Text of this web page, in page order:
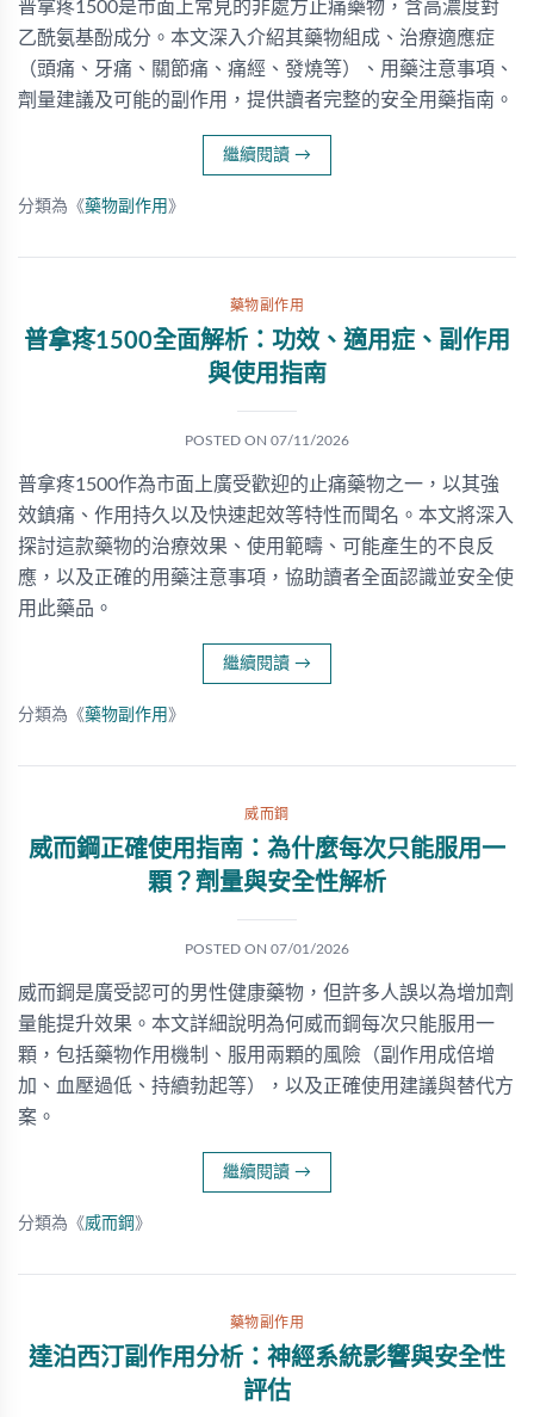
普拿疼1500是市面上常見的非處方止痛藥物，含高濃度對
乙酰氨基酚成分。本文深入介紹其藥物組成、治療適應症
（頭痛、牙痛、關節痛、痛經、發燒等）、用藥注意事項、
劑量建議及可能的副作用，提供讀者完整的安全用藥指南。
繼續閱讀 →
分類為《藥物副作用 》
藥物副作用
普拿疼1500全面解析：功效、適用症、副作用
與使用指南
POSTED ON 07/11/2026
普拿疼1500作為市面上廣受歡迎的止痛藥物之一，以其強
效鎮痛、作用持久以及快速起效等特性而聞名。本文將深入
探討這款藥物的治療效果、使用範疇、可能產生的不良反
應，以及正確的用藥注意事項，協助讀者全面認識並安全使
用此藥品。
繼續閱讀 →
分類為《藥物副作用 》
威而鋼
威而鋼正確使用指南：為什麼每次只能服用一
顆？劑量與安全性解析
POSTED ON 07/01/2026
威而鋼是廣受認可的男性健康藥物，但許多人誤以為增加劑
量能提升效果。本文詳細說明為何威而鋼每次只能服用一
顆，包括藥物作用機制、服用兩顆的風險（副作用成倍增
加、血壓過低、持續勃起等），以及正確使用建議與替代方
案。
繼續閱讀 →
分類為《威而鋼 》
藥物副作用
達泊西汀副作用分析：神經系統影響與安全性
評估